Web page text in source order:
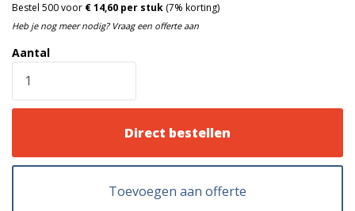
Aantal
Bestel 500 voor € 14,60 per stuk (7% korting)
Heb je nog meer nodig? Vraag een offerte aan
Direct bestellen
Toevoegen aan offerte